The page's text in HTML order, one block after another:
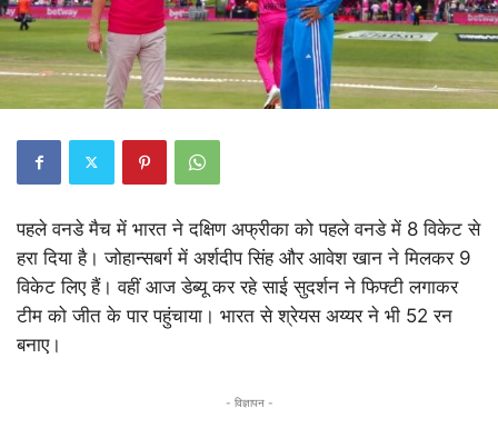
पहले वनडे मैच में भारत ने दक्षिण अफ्रीका को पहले वनडे में 8 विकेट से
हरा दिया है। जोहान्सबर्ग में अर्शदीप सिंह और आवेश खान ने मिलकर 9
विकेट लिए हैं। वहीं आज डेब्यू कर रहे साई सुदर्शन ने फिफ्टी लगाकर
टीम को जीत के पार पहुंचाया। भारत से श्रेयस अय्यर ने भी 52 रन
बनाए।
- विज्ञापन -